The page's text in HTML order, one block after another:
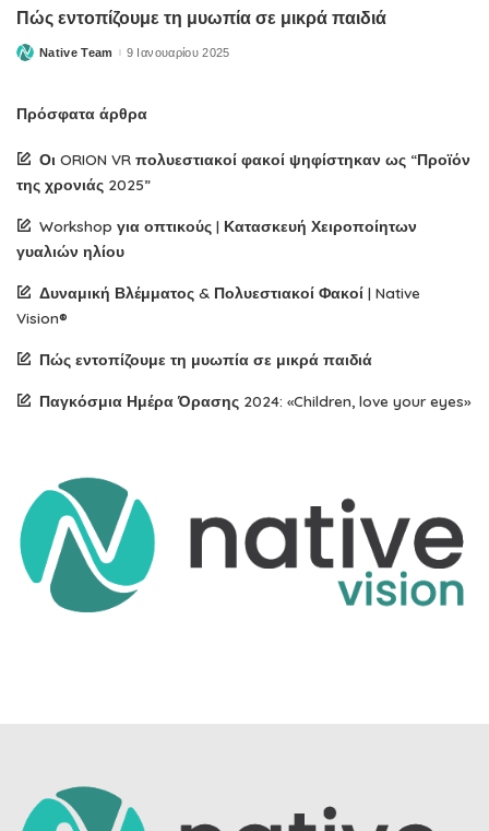
Πώς εντοπίζουμε τη μυωπία σε μικρά παιδιά
PostedNative Team 9 Ιανουαρίου 2025
Πρόσφατα άρθρα
Οι ORION VR πολυεστιακοί φακοί ψηφίστηκαν ως “Προϊόν
της χρονιάς 2025”
Workshop για οπτικούς | Κατασκευή Χειροποίητων
γυαλιών ηλίου
Δυναμική Βλέμματος & Πολυεστιακοί Φακοί | Native
Vision®
Πώς εντοπίζουμε τη μυωπία σε μικρά παιδιά
Παγκόσμια Ημέρα Όρασης 2024: «Children, love your eyes»